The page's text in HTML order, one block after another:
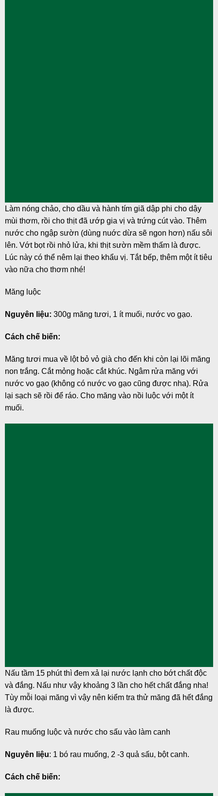
Làm nóng chảo, cho dầu và hành tím giã dập phi cho dậy
mùi thơm, rồi cho thịt đã ướp gia vị và trứng cút vào. Thêm
nước cho ngập sườn (dùng nuớc dừa sẽ ngon hơn) nấu sôi
lên. Vớt bọt rồi nhỏ lửa, khi thịt sườn mềm thấm là được.
Lúc này có thể nêm lại theo khẩu vị. Tắt bếp, thêm một ít tiêu
vào nữa cho thơm nhé!
Măng luộc
Nguyên liệu: 300g măng tươi, 1 ít muối, nước vo gạo.
Cách chế biến:
Măng tươi mua về lột bỏ vỏ già cho đến khi còn lại lõi măng
non trắng. Cắt mỏng hoặc cắt khúc. Ngâm rửa măng với
nước vo gạo (không có nước vo gạo cũng được nha). Rửa
lại sạch sẽ rồi để ráo. Cho măng vào nồi luộc với một ít
muối.
Nấu tầm 15 phút thì đem xả lại nước lạnh cho bớt chất độc
và đắng. Nấu như vậy khoảng 3 lần cho hết chất đắng nha!
Tùy mỗi loại măng vì vậy nên kiểm tra thử măng đã hết đắng
là được.
Rau muống luộc và nước cho sấu vào làm canh
Nguyên liệu: 1 bó rau muống, 2 -3 quả sấu, bột canh.
Cách chế biến: